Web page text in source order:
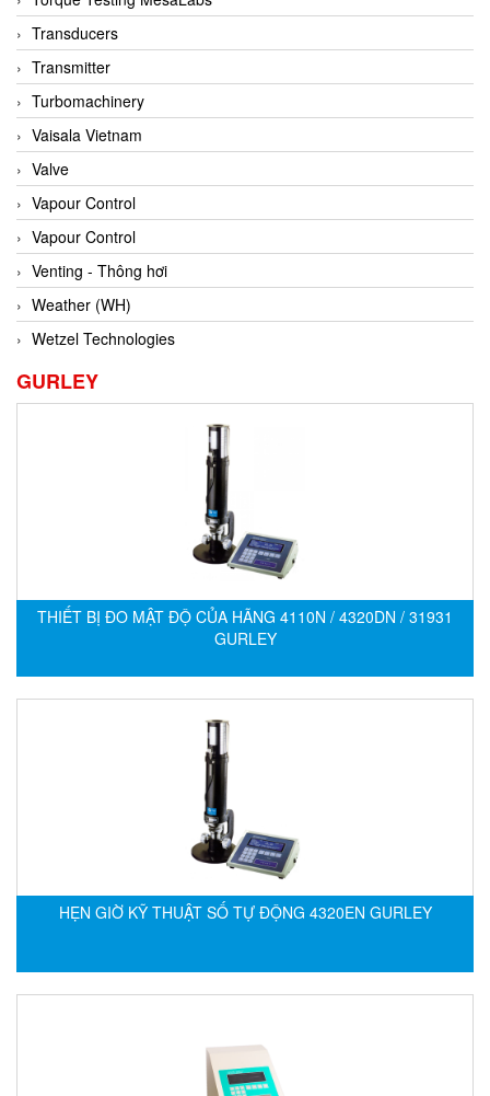
Conch
Conductix/ WAMPFLER
Contrec
Contrinex
Control Solution Minesota
Copeland
Cortem
Cosa Xentaur
Cosil
Coulton
Crouzet
Crowcon
Crutec Dust Zero Vietnam
CS-Instrument
CTC
Datalogic Vietnam
Transducers
Transmitter
Turbomachinery
Vaisala Vietnam
Valve
Vapour Control
Vapour Control
Venting - Thông hơi
Weather (WH)
Wetzel Technologies
GURLEY
THIẾT BỊ ĐO MẬT ĐỘ CỦA HÃNG 4110N / 4320DN / 31931
GURLEY
HẸN GIỜ KỸ THUẬT SỐ TỰ ĐỘNG 4320EN GURLEY